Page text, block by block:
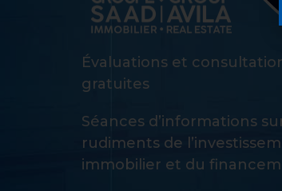
Évaluations et
gratuites
Séances d’informations
rudiments de
immobilier et du